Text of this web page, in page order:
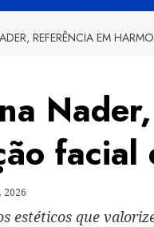
REFERÊNCIA EM
facial
2026
estéticos que